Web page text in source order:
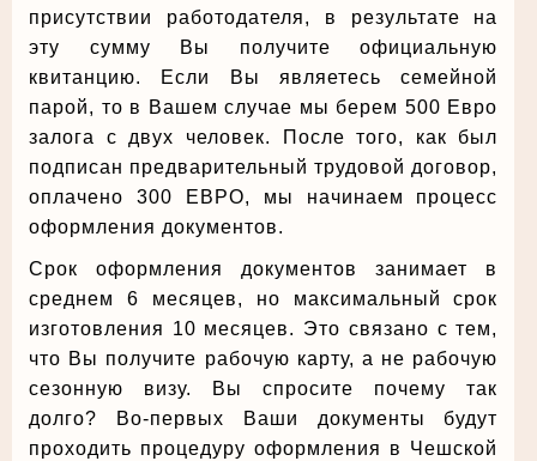
присутствии работодателя, в результате на
эту сумму Вы получите официальную
квитанцию. Если Вы являетесь семейной
парой, то в Вашем случае мы берем 500 Евро
залога с двух человек. После того, как был
подписан предварительный трудовой договор,
оплачено 300 ЕВРО, мы начинаем процесс
оформления документов.
Срок оформления документов занимает в
среднем 6 месяцев, но максимальный срок
изготовления 10 месяцев. Это связано с тем,
что Вы получите рабочую карту, а не рабочую
сезонную визу. Вы спросите почему так
долго? Во-первых Ваши документы будут
проходить процедуру оформления в Чешской